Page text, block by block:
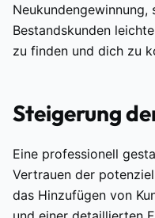
Neukundengewinnung,
Bestandskunden
zu finden und dich zu
Steigerung
Eine professionell
Vertrauen der
das Hinzufügen von